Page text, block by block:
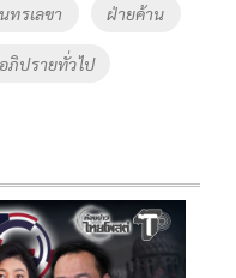
ทรเลขา ฝ่ายค้าน
อภิปรายทั่วไป